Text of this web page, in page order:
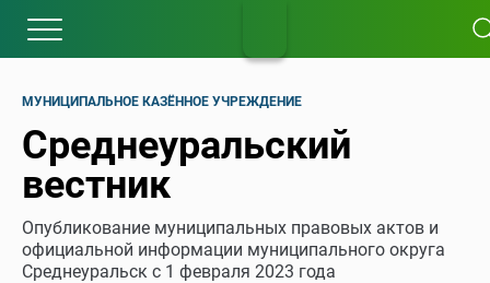
МУНИЦИПАЛЬНОЕ КАЗЁННОЕ УЧРЕЖДЕНИЕ
Среднеуральский
вестник
Опубликование муниципальных правовых актов и
официальной информации муниципального округа
Среднеуральск с 1 февраля 2023 года